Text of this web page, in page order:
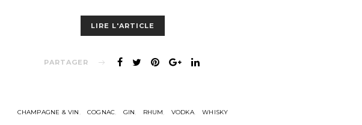
LIRE L'ARTICLE
PARTAGER
CHAMPAGNE & VIN COGNAC GIN RHUM VODKA WHISKY